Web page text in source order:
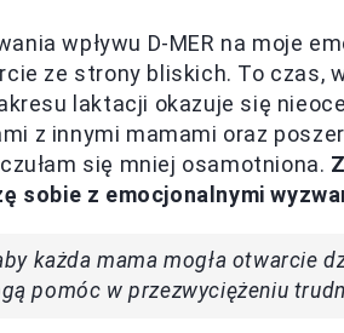
wpływu D-MER na moje
ze strony bliskich. To czas,
laktacji okazuje się
z innymi mamami oraz
się mniej osamotniona.
sobie z emocjonalnymi
każda mama mogła otwarcie
pomóc w przezwyciężeniu